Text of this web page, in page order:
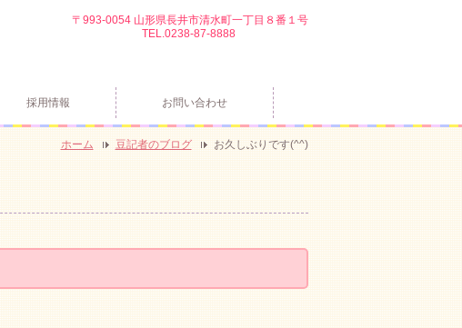
〒993-0054 山形県長井市清水町一丁目８番１号
TEL.0238-87-8888
採用情報 お問い合わせ
ホーム 豆記者のブログ お久しぶりです(^^)